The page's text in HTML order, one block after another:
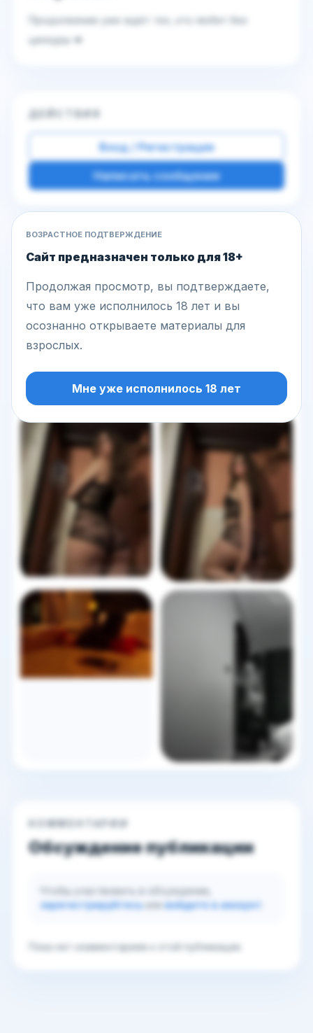
Продолжение уже ждёт тех, кто любит без
цензуры 💋
ДЕЙСТВИЯ
Вход / Регистрация
Написать сообщение
Другие фото этой модели
Обсуждение публикации
Чтобы участвовать в обсуждении,
зарегистрируйтесьили войдите в аккаунт
Пока нет комментариев к этой публикации.
ВОЗРАСТНОЕ ПОДТВЕРЖДЕНИЕ
Сайт предназначен только для 18+
Продолжая просмотр, вы подтверждаете,
что вам уже исполнилось 18 лет и вы
осознанно открываете материалы для
взрослых.
Мне уже исполнилось 18 лет